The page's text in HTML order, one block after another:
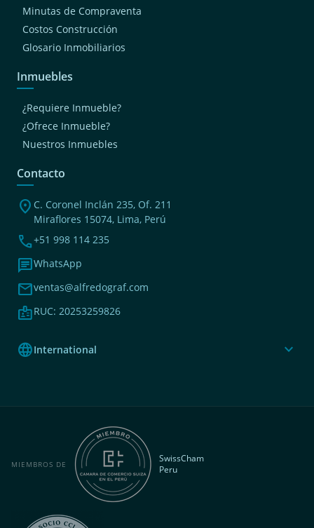
Minutas de Compraventa
Costos Construcción
Glosario Inmobiliarios
Inmuebles
¿Requiere Inmueble?
¿Ofrece Inmueble?
Nuestros Inmuebles
Contacto
location_on C. Coronel Inclán 235, Of. 211
Miraflores 15074, Lima, Perú
phone+51 998 114 235
chatWhatsApp
mailventas@alfredograf.com
badgeRUC: 20253259826
languageInternational expand_more
MIEMBROS DE
SwissCham
Peru